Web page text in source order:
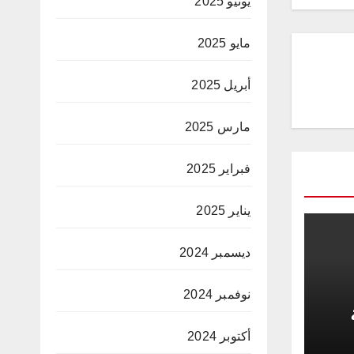
مايو 2025
أبريل 2025
مارس 2025
فبراير 2025
يناير 2025
ديسمبر 2024
نوفمبر 2024
أكتوبر 2024